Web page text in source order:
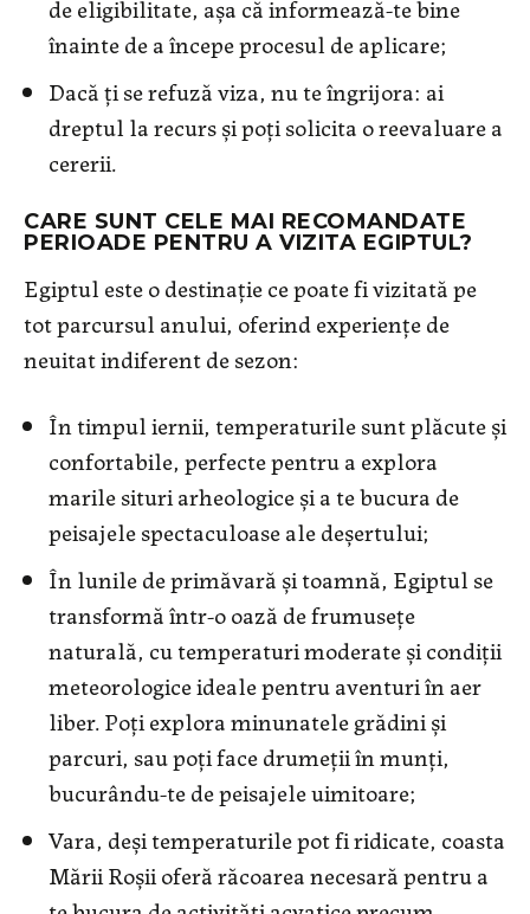
de eligibilitate, așa că informează-te bine
înainte de a începe procesul de aplicare;
Dacă ți se refuză viza, nu te îngrijora: ai
dreptul la recurs și poți solicita o reevaluare a
cererii.
CARE SUNT CELE MAI RECOMANDATE
PERIOADE PENTRU A VIZITA EGIPTUL?
Egiptul este o destinație ce poate fi vizitată pe
tot parcursul anului, oferind experiențe de
neuitat indiferent de sezon:
În timpul iernii, temperaturile sunt plăcute și
confortabile, perfecte pentru a explora
marile situri arheologice și a te bucura de
peisajele spectaculoase ale deșertului;
În lunile de primăvară și toamnă, Egiptul se
transformă într-o oază de frumusețe
naturală, cu temperaturi moderate și condiții
meteorologice ideale pentru aventuri în aer
liber. Poți explora minunatele grădini și
parcuri, sau poți face drumeții în munți,
bucurându-te de peisajele uimitoare;
Vara, deși temperaturile pot fi ridicate, coasta
Mării Roșii oferă răcoarea necesară pentru a